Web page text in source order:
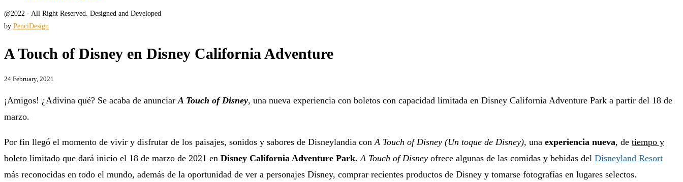
@2022 - All Right Reserved. Designed and Developed
by PenciDesign
A Touch of Disney en Disney California Adventure
24 February, 2021
¡Amigos! ¿Adivina qué? Se acaba de anunciar A Touch of Disney, una nueva experiencia con boletos con capacidad limitada en Disney California Adventure Park a partir del 18 de
marzo.
Por fin llegó el momento de vivir y disfrutar de los paisajes, sonidos y sabores de Disneylandia con A Touch of Disney (Un toque de Disney), una experiencia nueva, de tiempo y
boleto limitado que dará inicio el 18 de marzo de 2021 en Disney California Adventure Park. A Touch of Disney ofrece algunas de las comidas y bebidas del Disneyland Resort
más reconocidas en todo el mundo, además de la oportunidad de ver a personajes Disney, comprar recientes productos de Disney y tomarse fotografías en lugares selectos.